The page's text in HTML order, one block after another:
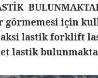
görmemesi için
lastik forklift
lastik